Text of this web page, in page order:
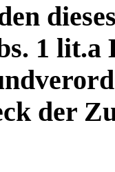
1 lit.a
der